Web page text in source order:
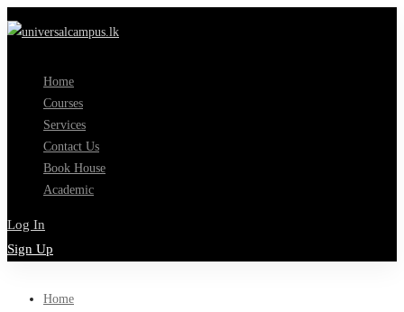
Home
Courses
Services
Contact Us
Book House
Academic
Log In
Sign Up
Home